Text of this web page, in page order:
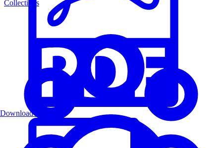
Collections
Download PDF